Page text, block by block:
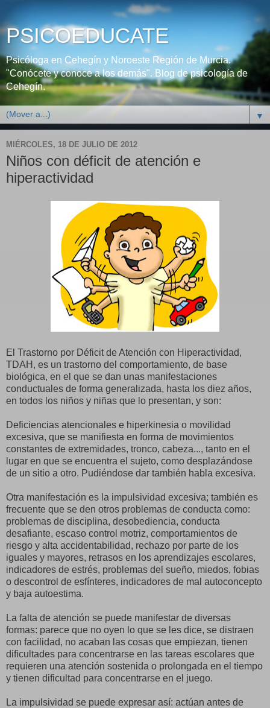
PSICOEDUCATE
Psicóloga en Cehegín y Noroeste Región de Murcia.
"Conócete y conoce a los demás". Blog de psicología de
Cehegín.
▼
MIÉRCOLES, 18 DE JULIO DE 2012
Niños con déficit de atención e
hiperactividad
El Trastorno por Déficit de Atención con Hiperactividad,
TDAH, es un trastorno del comportamiento, de base
biológica, en el que se dan unas manifestaciones
conductuales de forma generalizada, hasta los diez años,
en todos los niños y niñas que lo presentan, y son:
Deficiencias atencionales e hiperkinesia o movilidad
excesiva, que se manifiesta en forma de movimientos
constantes de extremidades, tronco, cabeza..., tanto en el
lugar en que se encuentra el sujeto, como desplazándose
de un sitio a otro. Pudiéndose dar también habla excesiva.
Otra manifestación es la impulsividad excesiva; también es
frecuente que se den otros problemas de conducta como:
problemas de disciplina, desobediencia, conducta
desafiante, escaso control motriz, comportamientos de
riesgo y alta accidentabilidad, rechazo por parte de los
iguales y mayores, retrasos en los aprendizajes escolares,
indicadores de estrés, problemas del sueño, miedos, fobias
o descontrol de esfínteres, indicadores de mal autoconcepto
y baja autoestima.
La falta de atención se puede manifestar de diversas
formas: parece que no oyen lo que se les dice, se distraen
con facilidad, no acaban las cosas que empiezan, tienen
dificultades para concentrarse en las tareas escolares que
requieren una atención sostenida o prolongada en el tiempo
y tienen dificultad para concentrarse en el juego.
La impulsividad se puede expresar así: actúan antes de